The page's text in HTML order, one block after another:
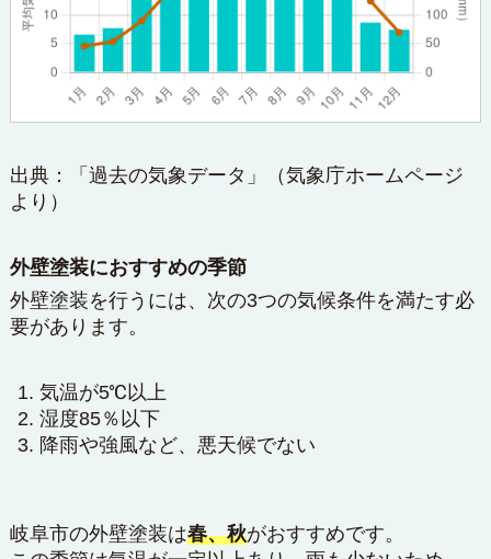
出典：「過去の気象データ」（気象庁ホームページ
より）
外壁塗装におすすめの季節
外壁塗装を行うには、次の3つの気候条件を満たす必
要があります。
気温が5℃以上
湿度85％以下
降雨や強風など、悪天候でない
岐阜市の外壁塗装は春、秋がおすすめです。